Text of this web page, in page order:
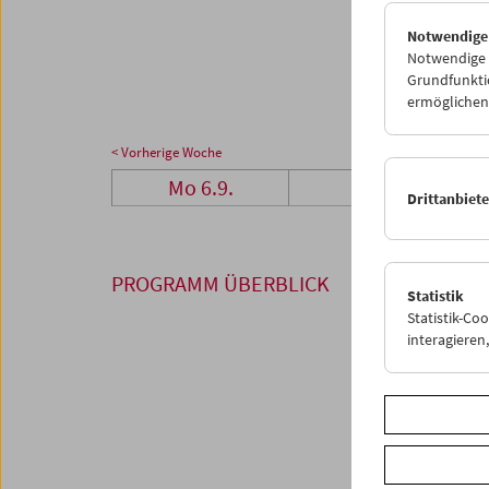
04
< Vorherige Woche
Mo 6.9.
PROGRAMM ÜBERBLICK
Notwendige
Statistik
Statistik-